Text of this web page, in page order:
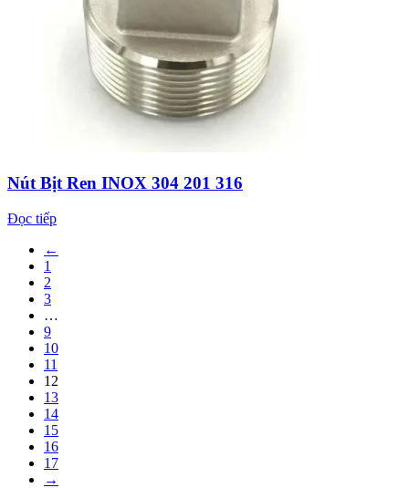
Nút Bịt Ren INOX 304 201 316
Đọc tiếp
←
1
2
3
…
9
10
11
12
13
14
15
16
17
→